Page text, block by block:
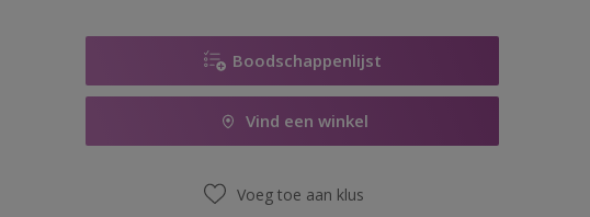
Boodschappenlijst
Vind een winkel
Voeg toe aan klus